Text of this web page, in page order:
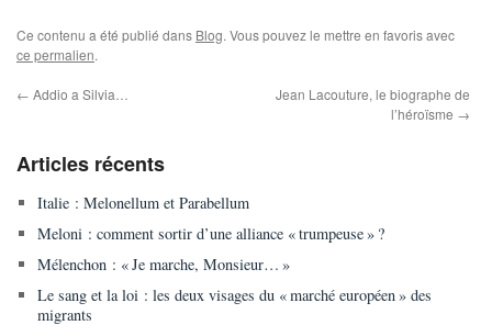
Ce contenu a été publié dans Blog. Vous pouvez le mettre en favoris avec
ce permalien.
← Addio a Silvia…
Jean Lacouture, le biographe de
l’héroïsme →
Articles récents
Italie : Melonellum et Parabellum
Meloni : comment sortir d’une alliance « trumpeuse » ?
Mélenchon : « Je marche, Monsieur… »
Le sang et la loi : les deux visages du « marché européen » des
migrants